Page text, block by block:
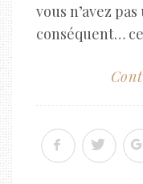
vous n’avez
conséquent…